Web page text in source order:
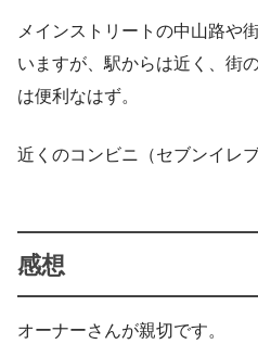
メインストリートの中山路や
いますが、駅からは近く、街
は便利なはず。
近くのコンビニ（セブンイレ
感想
オーナーさんが親切です。